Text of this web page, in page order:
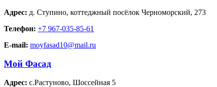
Адрес: д. Ступино, коттеджный посёлок Черноморский, 273
Телефон: +7 967-035-85-61
E-mail: moyfasad10@mail.ru
Мой Фасад
Адрес: с.Растуново, Шоссейная 5